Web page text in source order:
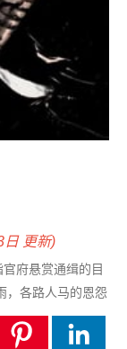
日 更新)
府悬赏通缉的目
，各路人马的恩怨